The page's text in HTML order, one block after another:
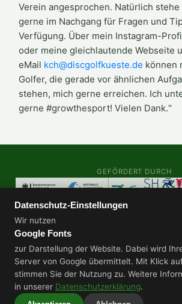
Verein angesprochen. Natürlich
gerne im Nachgang für Fragen und
Verfügung. Über mein Instagram-
oder meine gleichlautende Webseite
eMail kch@discgolfkueste.de können
Golfer, die gerade vor ähnlichen
stehen, mich gerne erreichen. Ich
gerne #growthesport! Vielen Dank.“
GEFÖRDERT DURCH
AUDITS &
Datenschutz
Datenschutz-Einstellungen
Wir nutzen
Google Fonts
zur Darstellung der Website. Dabei wird
Server von Google übermittelt. Mit Klick
stimmen Sie der Nutzung zu. Weitere
in unserer Datenschutzerklärung.